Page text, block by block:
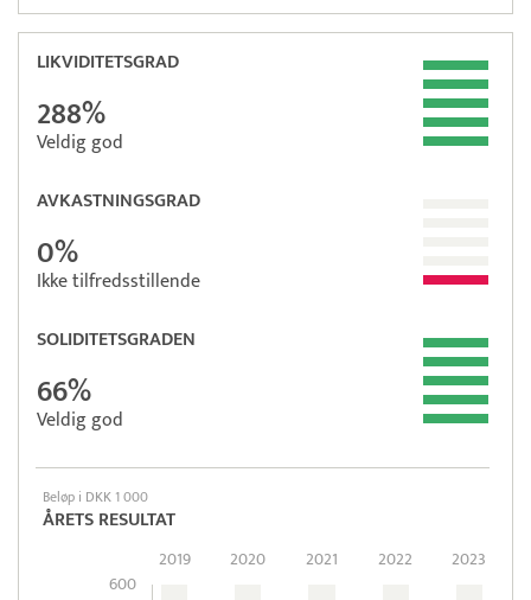
LIKVIDITETSGRAD
288%
Veldig god
AVKASTNINGSGRAD
0%
Ikke tilfredsstillende
SOLIDITETSGRADEN
66%
Veldig god
Beløp i DKK 1 000
ÅRETS RESULTAT
600
2019 2020 2021 2022 2023